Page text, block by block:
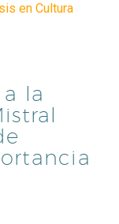
en Cultura
la